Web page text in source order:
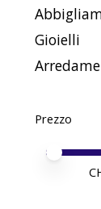
Gioielli
Prezzo
Price
Price